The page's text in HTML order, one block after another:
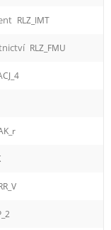
RLZ_IMT
RLZ_FMU